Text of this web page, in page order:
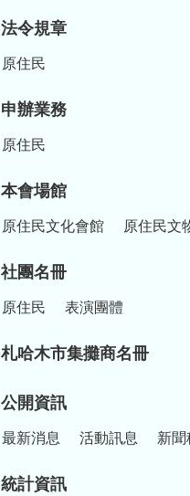
法令規章
原住民
申辦業務
原住民
本會場館
原住民文化會館 原住民文
社團名冊
原住民 表演團體
札哈木市集攤商名冊
公開資訊
最新消息 活動訊息 新聞
統計資訊